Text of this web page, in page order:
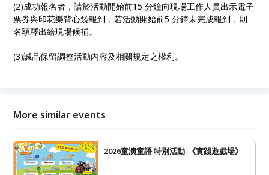
(2)成功報名者，請於活動開始前15 分鐘向現場工作人員出示電子
票券與印花樂背心袋報到，若活動開始前5 分鐘未完成報到，則
名額釋出給現場候補。
(3)誠品保留調整活動內容及相關規定之權利。
More similar events
2026童演童語 特別活動-《實踐遊戲場》